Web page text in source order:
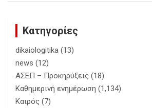
Κατηγορίες
dikaiologitika (13)
news (12)
ΑΣΕΠ – Προκηρύξεις (18)
Καθημερινή ενημέρωση (1,134)
Καιρός (7)